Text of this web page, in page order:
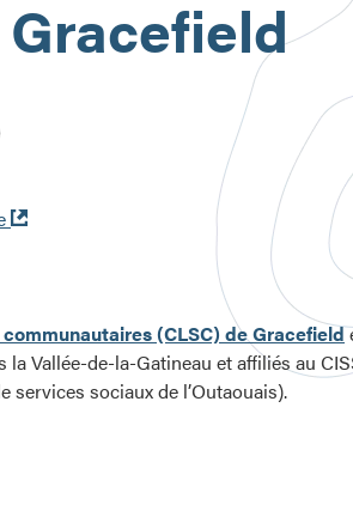
Ouvre
fenêtre
(CLSC) de Gracefield
Vallée-de-la-Gatineau et affiliés au
services sociaux de l’Outaouais).